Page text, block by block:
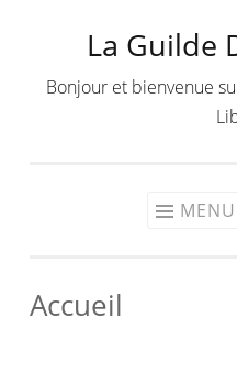
contenu
La Guilde
Bonjour et bienvenue
Accueil